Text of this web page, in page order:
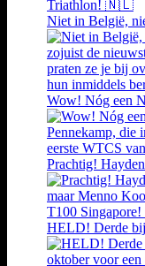
Niet in België,
Wow! Nóg een
Prachtig!
HELD! Derde